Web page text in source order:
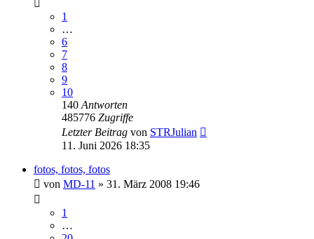
1
…
6
7
8
9
10
140 Antworten
485776 Zugriffe
Letzter Beitrag von STRJulian
11. Juni 2026 18:35
fotos, fotos, fotos
von MD-11 » 31. März 2008 19:46
1
…